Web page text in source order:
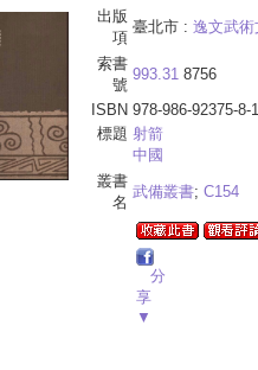
出版
項
臺北市 : 逸文武術
索書
號
993.31 8756
ISBN 978-986-92375-8-1
標題 射箭
中國
叢書
名
武備叢書; C154
分
享
▼